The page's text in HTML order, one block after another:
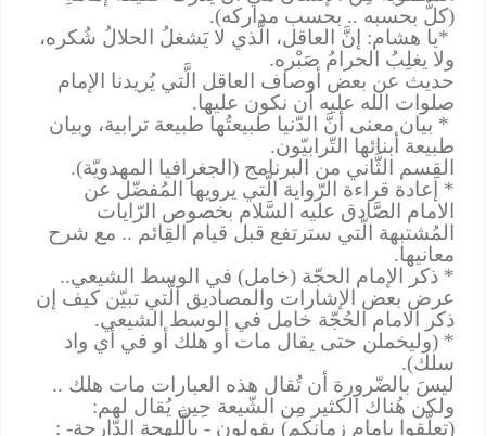
(كلٌّ بحسبه .. بحسب مداركه).
*يا هشام: إنَّ العاقل، الَّذي لا يَشغلُ الحلالُ شُكره،
ولا يغلِبُ الحرامُ صَبْره.
حديث عن بعض أوصاف العاقل الَّتي يُريدنا الإمام
صلوات الله عليه أن نكون عليها.
* بيان معنى أنَّ الدّنيا طبيعتُها طبيعة ترابية، وبيان
طبيعة أبنائها التّرابيّون.
القِسم الثَّاني من البرنامج (الجغرافيا المهدويّة).
* إعادة قراءة الرّواية الَّتي يرويها المُفضّل عن
الامام الصَّادق عليه السَّلام بخصوص الرّايات
المُشتبهة الّتي سترتفع قبل قيام القِائم .. مع شرح
معانيها.
* ذكر الإمام الحجّة (خامل) في الوسط الشيعي..
عرض بعض الإشارات والمصاديق الَّتي تبيّن كيف إن
ذكر الامام الحُجّة خامل في الوسط الشيعي.
* (وليخملن حتى يقال مات أو هلك أو في أي واد
سلك).
ليسَ بالضّرورة أن تُقال هذه العبارات مات هلك ..
ولكن هُناك الكثير مِن الشّيعة حِين يُقال لهم:
(تعلّقوا بإمام زمانكم) يقولون - بالَّلهجة الدّارجة- :